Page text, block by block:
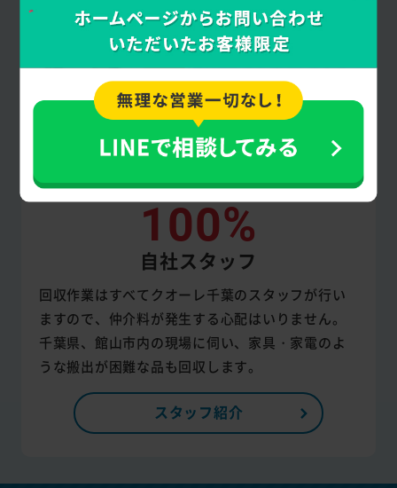
100%
自社スタッフ
回収作業はすべてクオーレ千葉のスタッフが行い
ますので、仲介料が発生する心配はいりません。
千葉県、館山市内の現場に伺い、家具・家電のよ
うな搬出が困難な品も回収します。
スタッフ紹介